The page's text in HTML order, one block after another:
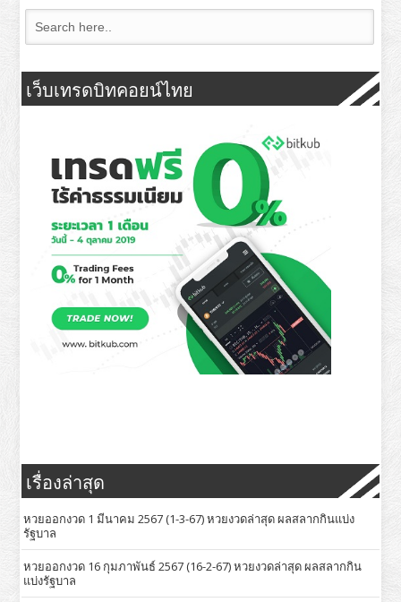
เว็บเทรดบิทคอยน์ไทย
เรื่องล่าสุด
หวยออกงวด 1 มีนาคม 2567 (1-3-67) หวยงวดล่าสุด ผลสลากกินแบ่ง
รัฐบาล
หวยออกงวด 16 กุมภาพันธ์ 2567 (16-2-67) หวยงวดล่าสุด ผลสลากกิน
แบ่งรัฐบาล